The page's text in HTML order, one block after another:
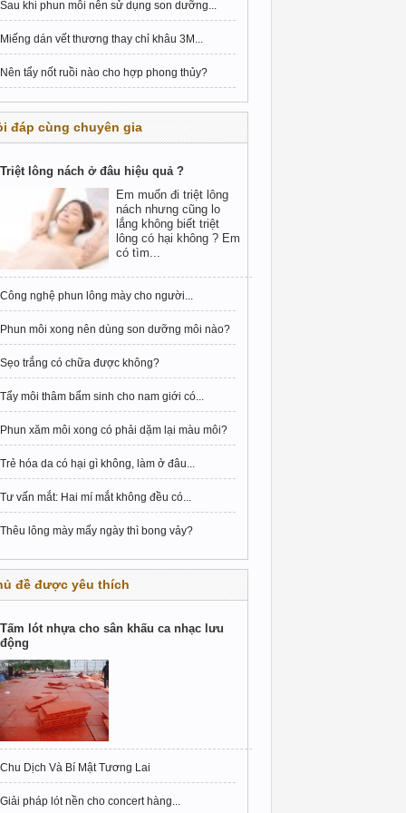
Sau khi phun môi nên sử dụng son dưỡng...
Miếng dán vết thương thay chỉ khâu 3M...
Nên tẩy nốt ruồi nào cho hợp phong thủy?
đáp cùng chuyên gia
Triệt lông nách ở đâu hiệu quả ?
Em muốn đi triệt lông
nách nhưng cũng lo
lắng không biết triệt
lông có hại không ? Em
có tìm...
Công nghệ phun lông mày cho người...
Phun môi xong nên dùng son dưỡng môi nào?
Sẹo trắng có chữa được không?
Tẩy môi thâm bẩm sinh cho nam giới có...
Phun xăm môi xong có phải dặm lại màu môi?
Trẻ hóa da có hại gì không, làm ở đâu...
Tư vấn mắt: Hai mí mắt không đều có...
Thêu lông mày mấy ngày thì bong vảy?
đề được yêu thích
Tấm lót nhựa cho sân khấu ca nhạc lưu
động
Chu Dịch Và Bí Mật Tương Lai
Giải pháp lót nền cho concert hàng...